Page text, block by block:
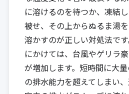
に溶けるのを待つか、凍結
被せ、その上からぬるま湯
溶かすのが正しい対処法で
にかけては、台風やゲリラ
が増加します。短時間に大
の排水能力を超えてしまい、